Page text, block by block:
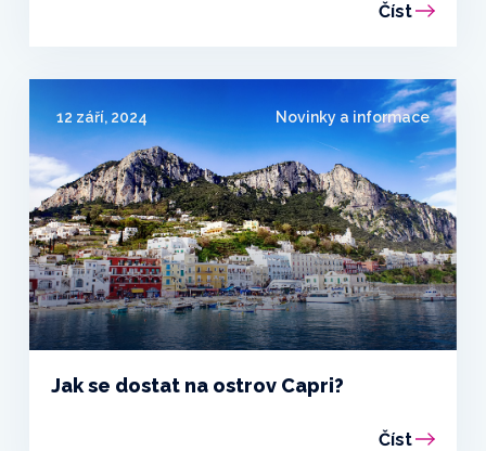
Číst
12 září, 2024 Novinky a informace
Jak se dostat na ostrov Capri?
Číst